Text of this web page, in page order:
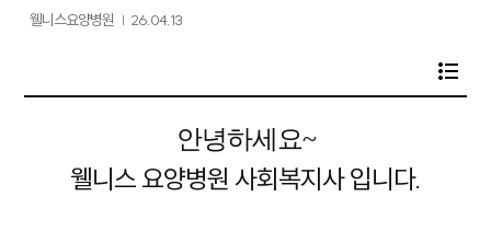
웰니스요양병원 | 26.04.13
안녕하세요~
웰니스 요양병원 사회복지사 입니다.